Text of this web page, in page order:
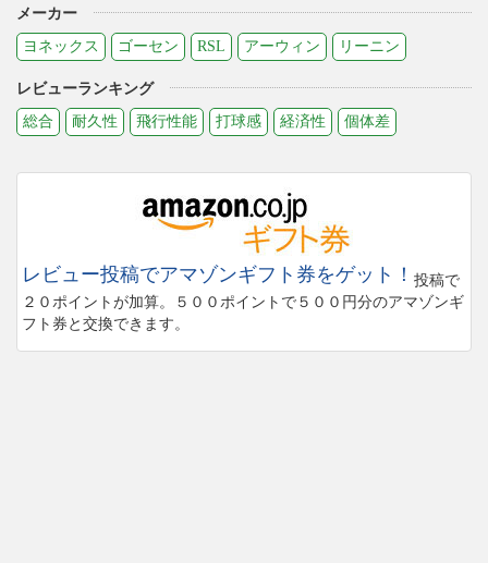
メーカー
ヨネックス
ゴーセン RSL アーウィン リーニン
レビューランキング
総合
耐久性 飛行性能 打球感 経済性 個体差
レビュー投稿でアマゾンギフト券をゲット！ 投稿で
２０ポイントが加算。５００ポイントで５００円分のアマゾンギ
フト券と交換できます。